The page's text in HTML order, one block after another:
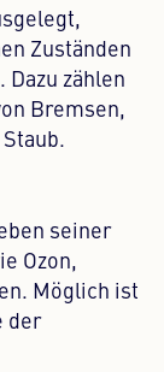
Zuständen
zählen
Bremsen,
seiner
Ozon,
Möglich ist
der